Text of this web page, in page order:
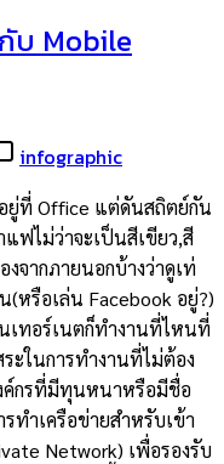
บ Mobile
infographic
ยู่ที่ Office แต่ดันสถิตย์กัน
ฟไม่ว่าจะเป็นสีเขียว,สี
จากภายนอกบ้างว่าดูเท่
(หรือเล่น Facebook อยู่?)
เทอร์เนตก็ทำงานที่ไหนที่
ะในการทำงานที่ไม่ต้อง
ค์กรที่มีทุนหนาหรือมีชื่อ
ทำเครือข่ายสำหรับเข้า
Network) เพื่อรองรับ